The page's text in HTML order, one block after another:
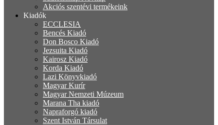
Akciós szentévi termékeink
Kiadók
ECCLESIA
Bencés Kiadó
Don Bosco Kiadó
Jezsuita Kiadó
Kairosz Kiadó
Korda Kiadó
Lazi Könyvkiadó
Magyar Kurír
Magyar Nemzeti Múzeum
Marana Tha kiadó
Napraforgó kiadó
Szent István Társulat